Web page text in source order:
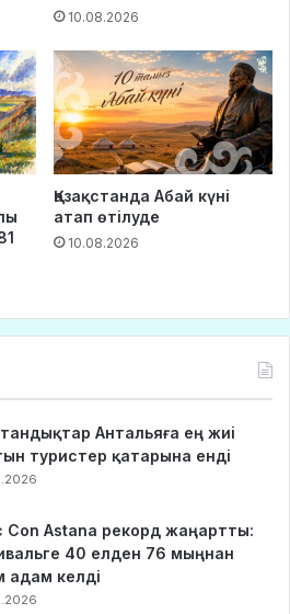
10.08.2026
Қазақстанда Абай күні
атап өтілуде
10.08.2026
Антальяға ең жиі
туристер қатарына енді
Con Astana рекорд жаңартты:
40 елден 76 мыңнан
адам келді